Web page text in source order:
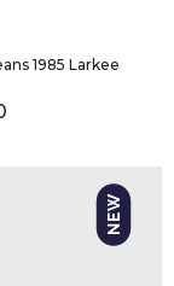
1985 Larkee